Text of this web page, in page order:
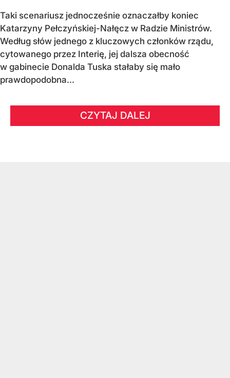
Taki scenariusz jednocześnie oznaczałby koniec
Katarzyny Pełczyńskiej-Nałęcz w Radzie Ministrów.
Według słów jednego z kluczowych członków rządu,
cytowanego przez Interię, jej dalsza obecność
w gabinecie Donalda Tuska stałaby się mało
prawdopodobna...
CZYTAJ DALEJ